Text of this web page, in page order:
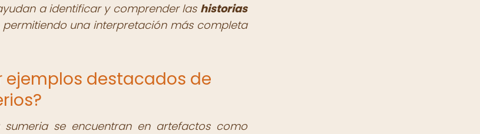
a identificar y comprender las historias
una interpretación más completa
ejemplos destacados de
se encuentran en artefactos como